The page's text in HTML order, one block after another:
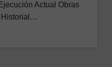
Actual Obras
Historial…